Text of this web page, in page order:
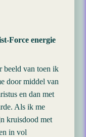
Force energie
beeld van toen ik
door middel van
en dan met
Als ik me
kruisdood met
in vol